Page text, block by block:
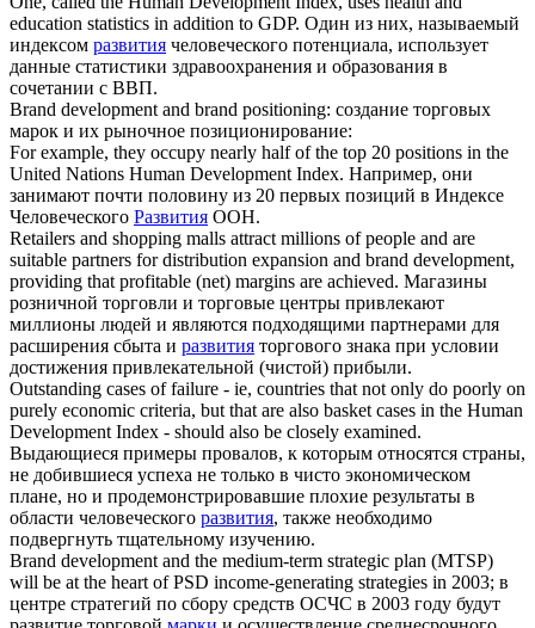
education statistics in addition to GDP. Один из них, называемый
индексом развития человеческого потенциала, использует
данные статистики здравоохранения и образования в
сочетании с ВВП.
Brand developmentand brand positioning: создание торговых
марок и их рыночное позиционирование:
For example, they occupy nearly half of the top 20 positions in the
United Nations Human Development Index. Например, они
занимают почти половину из 20 первых позиций в Индексе
Человеческого Развития ООН.
Retailers and shopping malls attract millions of people and are
suitable partners for distribution expansion and brand development,
providing that profitable (net) margins are achieved. Магазины
розничной торговли и торговые центры привлекают
миллионы людей и являются подходящими партнерами для
расширения сбыта и развития торгового знака при условии
достижения привлекательной (чистой) прибыли.
Outstanding cases of failure - ie, countries that not only do poorly on
purely economic criteria, but that are also basket cases in the Human
Development Index - should also be closely examined.
Выдающиеся примеры провалов, к которым относятся страны,
не добившиеся успеха не только в чисто экономическом
плане, но и продемонстрировавшие плохие результаты в
области человеческого развития, также необходимо
подвергнуть тщательному изучению.
Brand developmentand the medium-term strategic plan (MTSP)
will be at the heart of PSD income-generating strategies in 2003; в
центре стратегий по сбору средств ОСЧС в 2003 году будут